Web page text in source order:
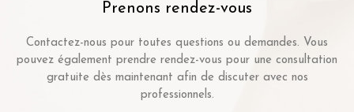
Prenons rendez-vous
Contactez-nous pour toutes questions ou demandes. Vous
pouvez également prendre rendez-vous pour une consultation
gratuite dès maintenant afin de discuter avec nos
professionnels.